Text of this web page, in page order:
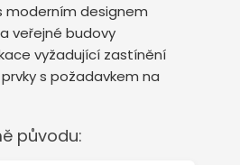
moderním designem
veřejné budovy
vyžadující zastínění
s požadavkem na
původu: